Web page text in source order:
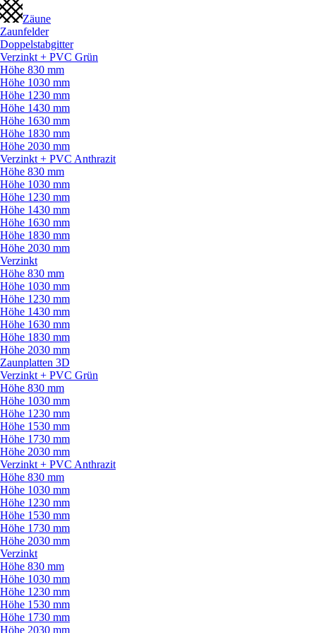
Zäune
Zaunfelder
Doppelstabgitter
Verzinkt + PVC Grün
Höhe 830 mm
Höhe 1030 mm
Höhe 1230 mm
Höhe 1430 mm
Höhe 1630 mm
Höhe 1830 mm
Höhe 2030 mm
Verzinkt + PVC Anthrazit
Höhe 830 mm
Höhe 1030 mm
Höhe 1230 mm
Höhe 1430 mm
Höhe 1630 mm
Höhe 1830 mm
Höhe 2030 mm
Verzinkt
Höhe 830 mm
Höhe 1030 mm
Höhe 1230 mm
Höhe 1430 mm
Höhe 1630 mm
Höhe 1830 mm
Höhe 2030 mm
Zaunplatten 3D
Verzinkt + PVC Grün
Höhe 830 mm
Höhe 1030 mm
Höhe 1230 mm
Höhe 1530 mm
Höhe 1730 mm
Höhe 2030 mm
Verzinkt + PVC Anthrazit
Höhe 830 mm
Höhe 1030 mm
Höhe 1230 mm
Höhe 1530 mm
Höhe 1730 mm
Höhe 2030 mm
Verzinkt
Höhe 830 mm
Höhe 1030 mm
Höhe 1230 mm
Höhe 1530 mm
Höhe 1730 mm
Höhe 2030 mm